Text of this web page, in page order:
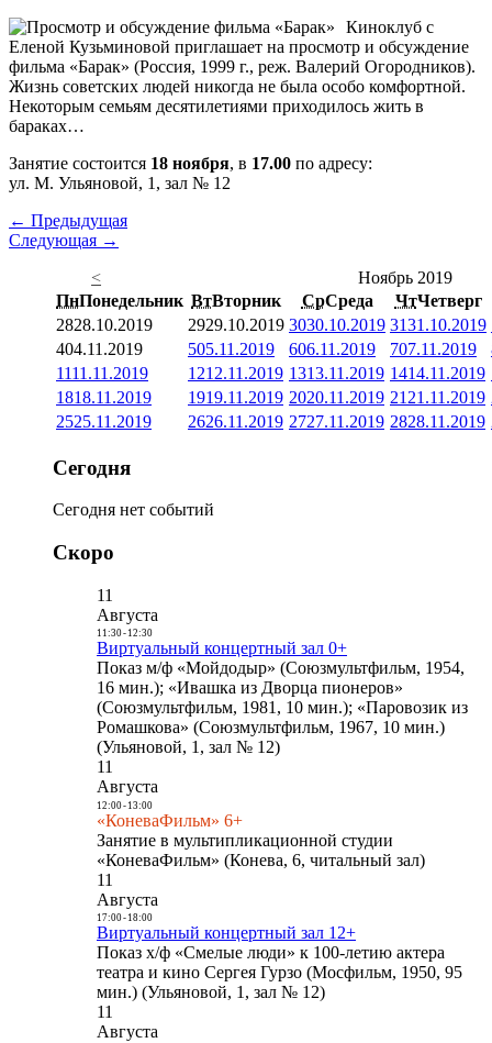
Киноклуб с
Еленой Кузьминовой приглашает на просмотр и обсуждение
фильма «Барак» (Россия, 1999 г., реж. Валерий Огородников).
Жизнь советских людей никогда не была особо комфортной.
Некоторым семьям десятилетиями приходилось жить в
бараках…
Занятие состоится 18 ноября, в 17.00 по адресу:
ул. М. Ульяновой, 1, зал № 12
← Предыдущая
Следующая →
<
Ноябрь 2019
ПнПонедельник ВтВторник СрСреда ЧтЧетверг
2828.10.2019 2929.10.2019 3030.10.2019 3131.10.2019
404.11.2019 505.11.2019 606.11.2019 707.11.2019
1111.11.2019 1212.11.2019 1313.11.2019 1414.11.2019
1818.11.2019 1919.11.2019 2020.11.2019 21 21.11.2019
2525.11.2019 2626.11.2019 2727.11.2019 2828.11.2019
Сегодня
Сегодня нет событий
Скоро
11
Августа
11:30- 12:30
Виртуальный концертный зал 0+
Показ м/ф «Мойдодыр» (Союзмультфильм, 1954,
16 мин.); «Ивашка из Дворца пионеров»
(Союзмультфильм, 1981, 10 мин.); «Паровозик из
Ромашкова» (Союзмультфильм, 1967, 10 мин.)
(Ульяновой, 1, зал № 12)
11
Августа
12:00- 13:00
«КоневаФильм» 6+
Занятие в мультипликационной студии
«КоневаФильм» (Конева, 6, читальный зал)
11
Августа
17:00- 18:00
Виртуальный концертный зал 12+
Показ х/ф «Смелые люди» к 100-летию актера
театра и кино Сергея Гурзо (Мосфильм, 1950, 95
мин.) (Ульяновой, 1, зал № 12)
11
Августа